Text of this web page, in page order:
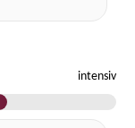
intensiv